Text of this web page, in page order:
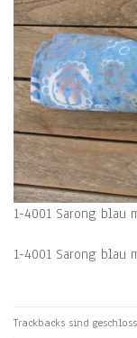
1-4001 Sarong blau
1-4001 Sarong blau
Trackbacks sind